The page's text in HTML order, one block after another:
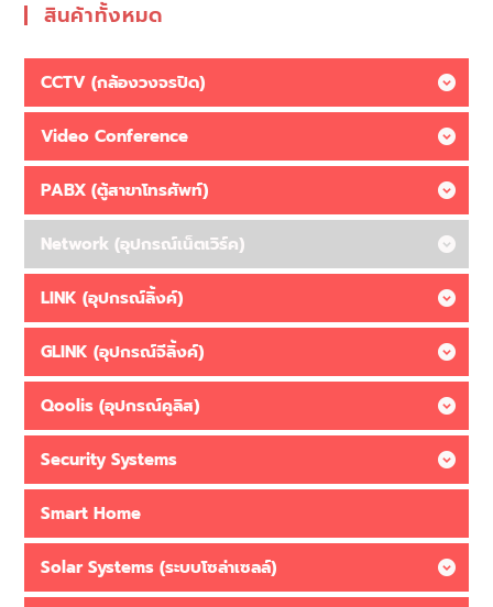
สินค้าทั้งหมด
CCTV (กล้องวงจรปิด)
Video Conference
PABX (ตู้สาขาโทรศัพท์)
Network (อุปกรณ์เน็ตเวิร์ค)
LINK (อุปกรณ์ลิ้งค์)
GLINK (อุปกรณ์จีลิ้งค์)
Qoolis (อุปกรณ์คูลิส)
Security Systems
Smart Home
Solar Systems (ระบบโซล่าเซลล์)